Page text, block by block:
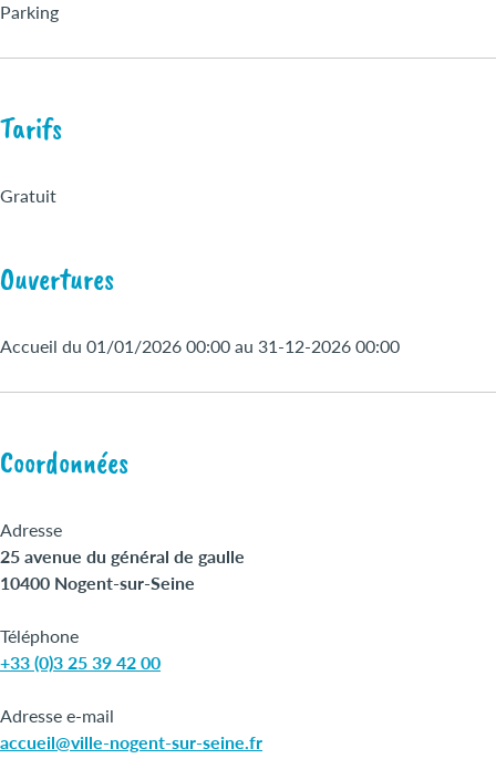
Parking
Tarifs
Gratuit
Ouvertures
Accueil du 01/01/2026 00:00 au 31-12-2026 00:00
Coordonnées
Adresse
25 avenue du général de gaulle
10400 Nogent-sur-Seine
Téléphone
+33 (0)3 25 39 42 00
Adresse e-mail
accueil@ville-nogent-sur-seine.fr